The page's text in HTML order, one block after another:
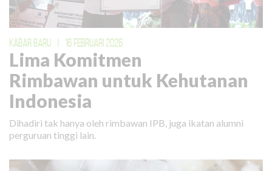
KABAR BARU 16 FEBRUARI 2026
Lima Komitmen
Rimbawan untuk Kehutanan
Indonesia
Dihadiri tak hanya oleh rimbawan IPB, juga ikatan alumni
perguruan tinggi lain.